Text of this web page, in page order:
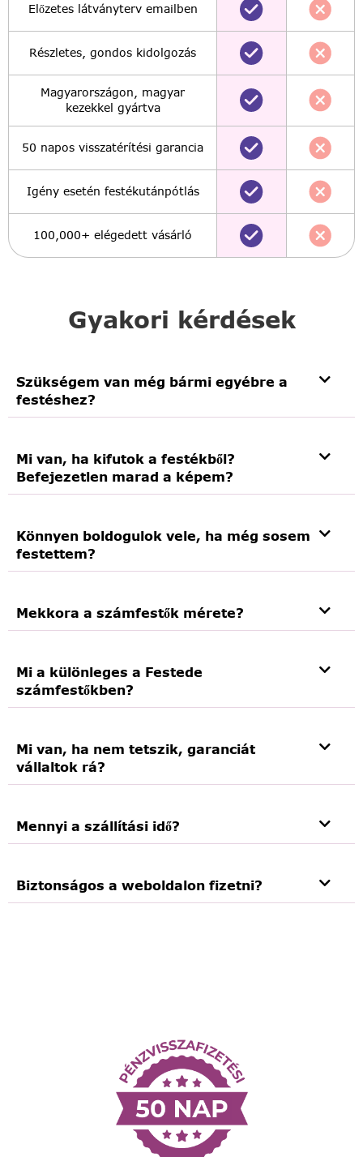
Gyakori kérdések
Szükségem van még bármi egyébre a
festéshez?
Mi van, ha kifutok a festékből?
Befejezetlen marad a képem?
Könnyen boldogulok vele, ha még sosem
festettem?
Mekkora a számfestők mérete?
Mi a különleges a Festede
számfestőkben?
Mi van, ha nem tetszik, garanciát
vállaltok rá?
Mennyi a szállítási idő?
Biztonságos a weboldalon fizetni?
Előzetes látványterv emailben
Részletes, gondos kidolgozás
Magyarországon, magyar
kezekkel gyártva
50 napos visszatérítési garancia
Igény esetén festékutánpótlás
100,000+ elégedett vásárló